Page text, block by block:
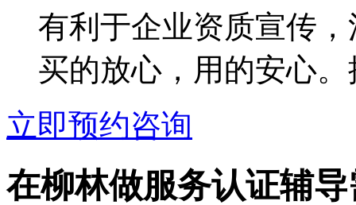
有利于企业资质宣传
买的放心，用的安心
立即预约咨询
在柳林做服务认证辅